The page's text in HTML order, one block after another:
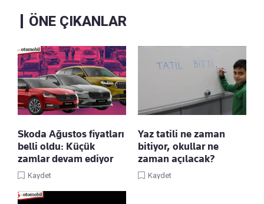
ÖNE ÇIKANLAR
Skoda Ağustos fiyatları
belli oldu: Küçük
zamlar devam ediyor
Kaydet
Yaz tatili ne zaman
bitiyor, okullar ne
zaman açılacak?
Kaydet